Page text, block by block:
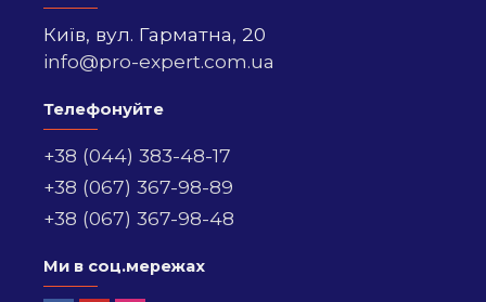
Київ, вул. Гарматна, 20
info@pro-expert.com.ua
Телефонуйте
+38 (044) 383-48-17
+38 (067) 367-98-89
+38 (067) 367-98-48
Ми в соц.мережах